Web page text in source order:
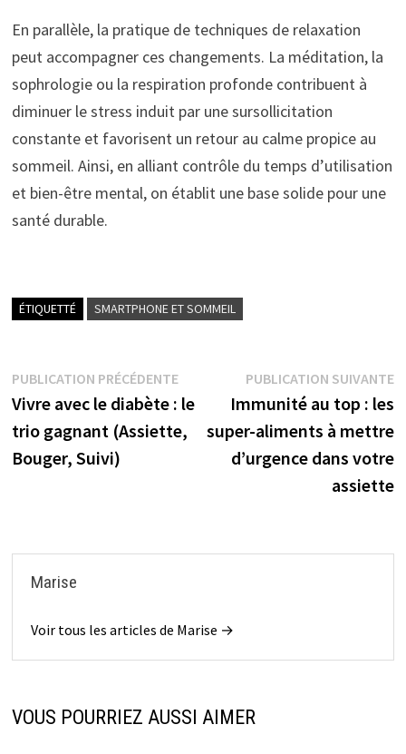
En parallèle, la pratique de techniques de relaxation
peut accompagner ces changements. La méditation, la
sophrologie ou la respiration profonde contribuent à
diminuer le stress induit par une sursollicitation
constante et favorisent un retour au calme propice au
sommeil. Ainsi, en alliant contrôle du temps d’utilisation
et bien-être mental, on établit une base solide pour une
santé durable.
ÉTIQUETTÉ SMARTPHONE ET SOMMEIL
Navigation
de
l’article
PUBLICATION PRÉCÉDENTEPublication
précédente :
Vivre avec le diabète : le
trio gagnant (Assiette,
Bouger, Suivi)
PUBLICATION SUIVANTE
Immunité au top : les
super-aliments à mettre
d’urgence dans votre
assiette
Marise
Voir tous les articles de Marise →
VOUS POURRIEZ AUSSI AIMER